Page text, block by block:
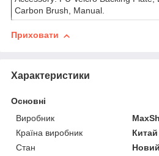
Carbon Brush, Manual.
Приховати
Характеристики
Основні
Виробник
Країна виробник
Китай
Стан
Новий